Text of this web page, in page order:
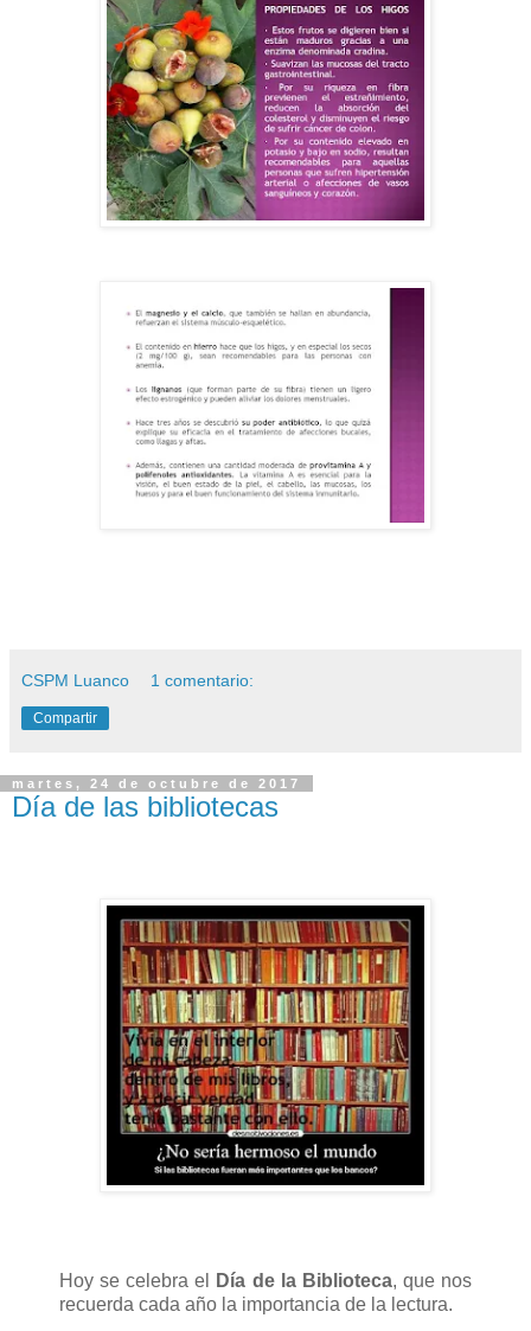
CSPM Luanco 1 comentario:
Compartir
martes, 24 de octubre de 2017
Día de las bibliotecas
Hoy se celebra el Día de la Biblioteca, que nos
recuerda cada año la importancia de la lectura.